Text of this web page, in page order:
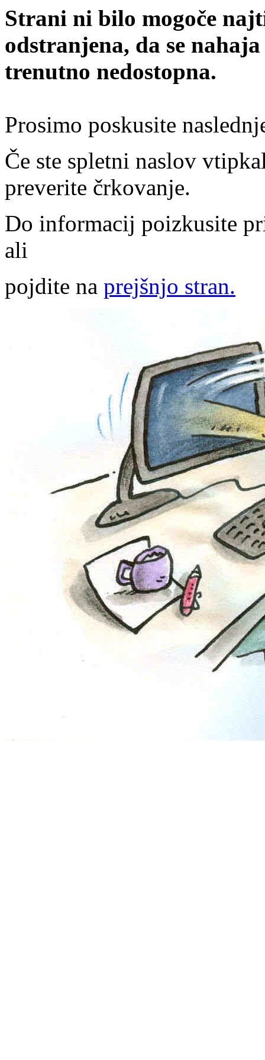
Strani ni bilo mogoče
odstranjena, da se
trenutno nedostopna.
Prosimo poskusite
Če ste spletni naslov
preverite črkovanje.
Do informacij poizkusite
ali
pojdite na prejšnjo stran.